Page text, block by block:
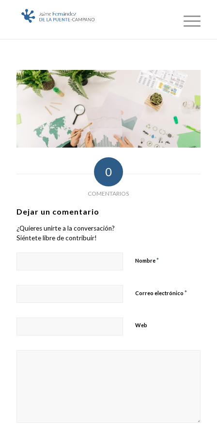
0
COMENTARIOS
Dejar un comentario
¿Quieres unirte a la conversación?
Siéntete libre de contribuir!
Nombre*
Correo electrónico *
Web